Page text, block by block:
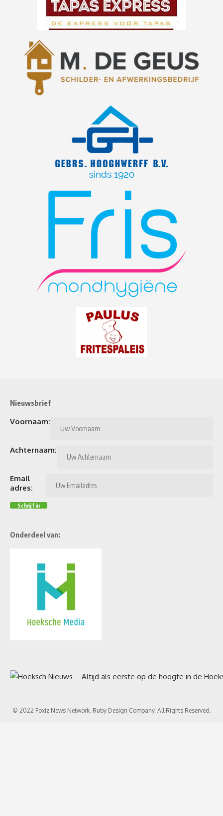
Nieuwsbrief
Voornaam:
Achternaam:
Email
adres:
Onderdeel van:
© 2022 Foxiz News Network. Ruby Design Company. All Rights Reserved.